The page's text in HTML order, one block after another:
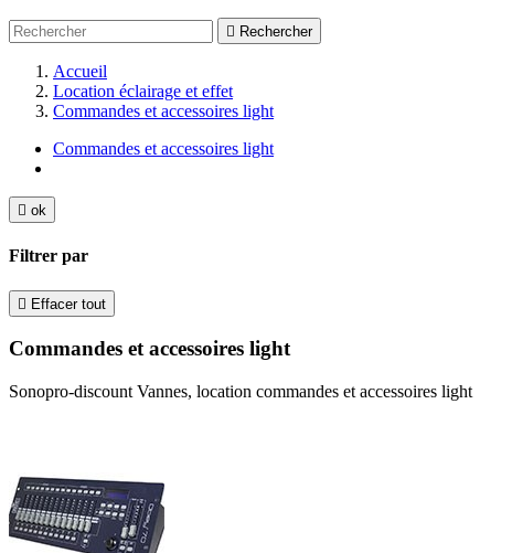
 Rechercher
Accueil
Location éclairage et effet
Commandes et accessoires light
Commandes et accessoires light
 ok
Filtrer par
 Effacer tout
Commandes et accessoires light
Sonopro-discount Vannes, location commandes et accessoires light